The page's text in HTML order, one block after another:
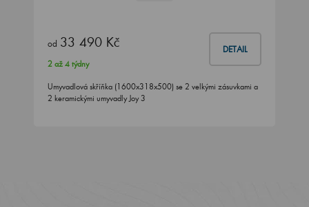
od 33 490 Kč DETAIL
2 až 4 týdny
Umyvadlová skříňka (1600x318x500) se 2 velkými zásuvkami a
2 keramickými umyvadly Joy 3